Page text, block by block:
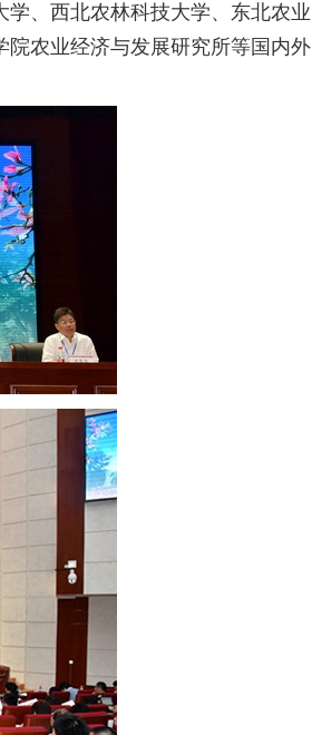
、西北农林科技大学、东北农业
农业经济与发展研究所等国内外